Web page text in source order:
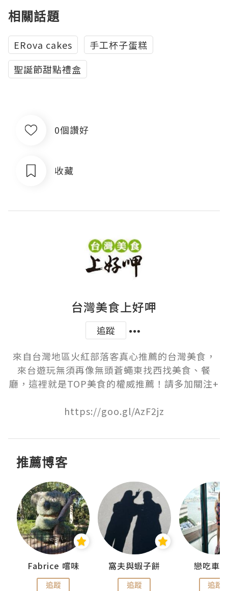
相關話題
ERova cakes
手工杯子蛋糕
聖誕節甜點禮盒
0個讚好
收藏
台灣美食上好呷
追蹤
來自台灣地區火紅部落客真心推薦的台灣美食，
來台遊玩無須再像無頭蒼蠅東找西找美食、餐
廳，這裡就是TOP美食的權威推薦！請多加關注+
https://goo.gl/AzF2jz
推薦博客
Fabrice 嚐味
追蹤
窩夫與蝦子餅
追蹤
戀吃車
追蹤